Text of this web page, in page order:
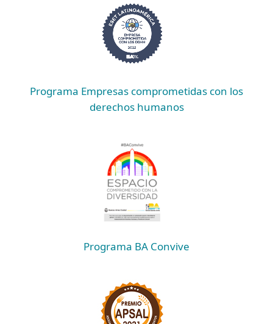
Programa Empresas comprometidas con los
derechos humanos
Programa BA Convive